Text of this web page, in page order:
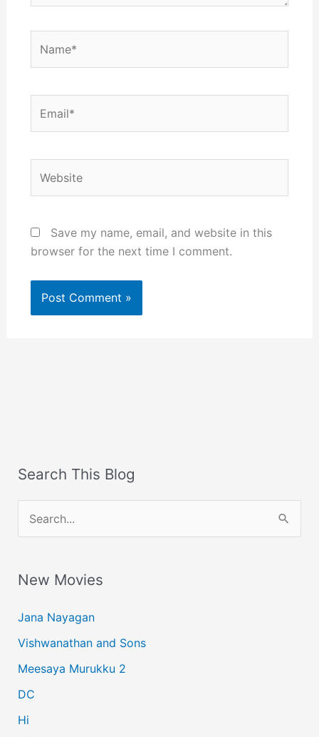
Save my name, email, and website in this
browser for the next time I comment.
Search This Blog
e
r
h
f
o
r
:
New Movies
Jana Nayagan
Vishwanathan and Sons
Meesaya Murukku 2
DC
Hi